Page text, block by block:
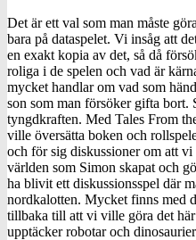
Det är ett val som man måste
bara på dataspelet. Vi insåg att
en exakt kopia av det, så då
roliga i de spelen och vad är
mycket handlar om vad som
son som man försöker gifta bort.
tyngdkraften. Med Tales From
ville översätta boken och
och för sig diskussioner om att
världen som Simon skapat och
ha blivit ett diskussionsspel där
nordkalotten. Mycket finns med
tillbaka till att vi ville göra det
upptäcker robotar och